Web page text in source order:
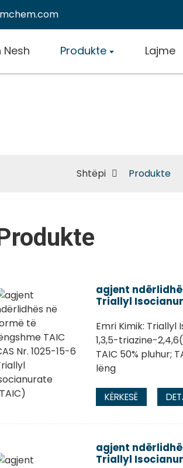
Nesh Produkte Lajme
Shtëpi Produkte
agjent
Triallyl
Emri Kimik:
1,3,5-triazine-
TAIC 50% pluhur;
lëng
KËRKESË
agjent
Triallyl